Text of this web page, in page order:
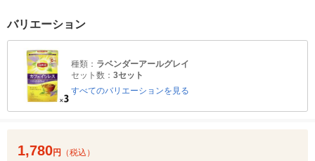
バリエーション
種類： ラベンダーアールグレイ
セット数： 3セット
すべてのバリエーションを見る
1,780円
（税込）